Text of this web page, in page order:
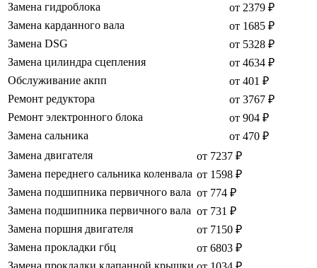
Замена гидроблока
от 2379 ₽
Замена карданного вала
от 1685 ₽
Замена DSG
от 5328 ₽
Замена цилиндра сцепления
от 4634 ₽
Обслуживание акпп
от 401 ₽
Ремонт редуктора
от 3767 ₽
Ремонт электронного блока
от 904 ₽
Замена сальника
от 470 ₽
Замена двигателя
от 7237 ₽
Замена переднего сальника коленвала от 1598 ₽
Замена подшипника первичного вала от 774 ₽
Замена подшипника первичного вала от 731 ₽
Замена поршня двигателя
от 7150 ₽
Замена прокладки гбц
от 6803 ₽